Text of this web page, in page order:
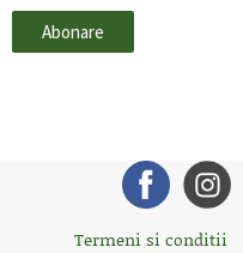
Termeni si conditii